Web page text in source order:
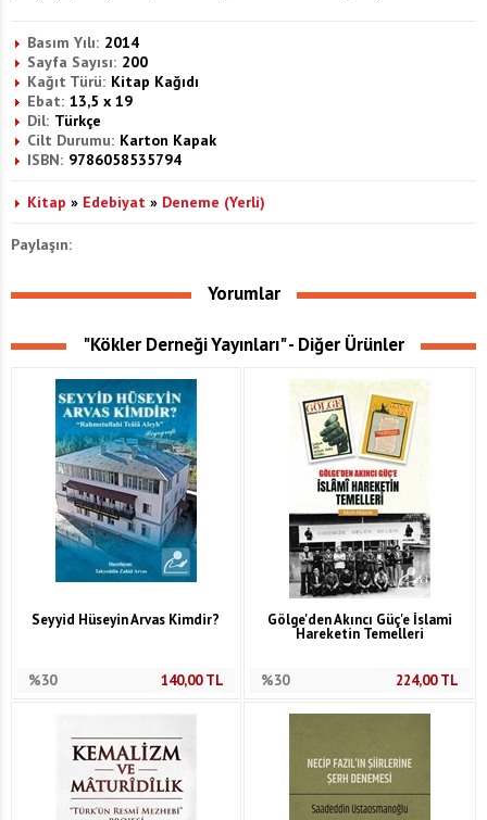
Basım Yılı: 2014
Sayfa Sayısı: 200
Kağıt Türü: Kitap Kağıdı
Ebat: 13,5 x 19
Dil: Türkçe
Cilt Durumu: Karton Kapak
ISBN: 9786058535794
Kitap » Edebiyat » Deneme (Yerli)
Paylaşın:
Yorumlar
"Kökler Derneği Yayınları" - Diğer Ürünler
Seyyid Hüseyin Arvas Kimdir?
%30 140,00TL
Gölge'den Akıncı Güç'e İslami
Hareketin Temelleri
%30 224,00TL